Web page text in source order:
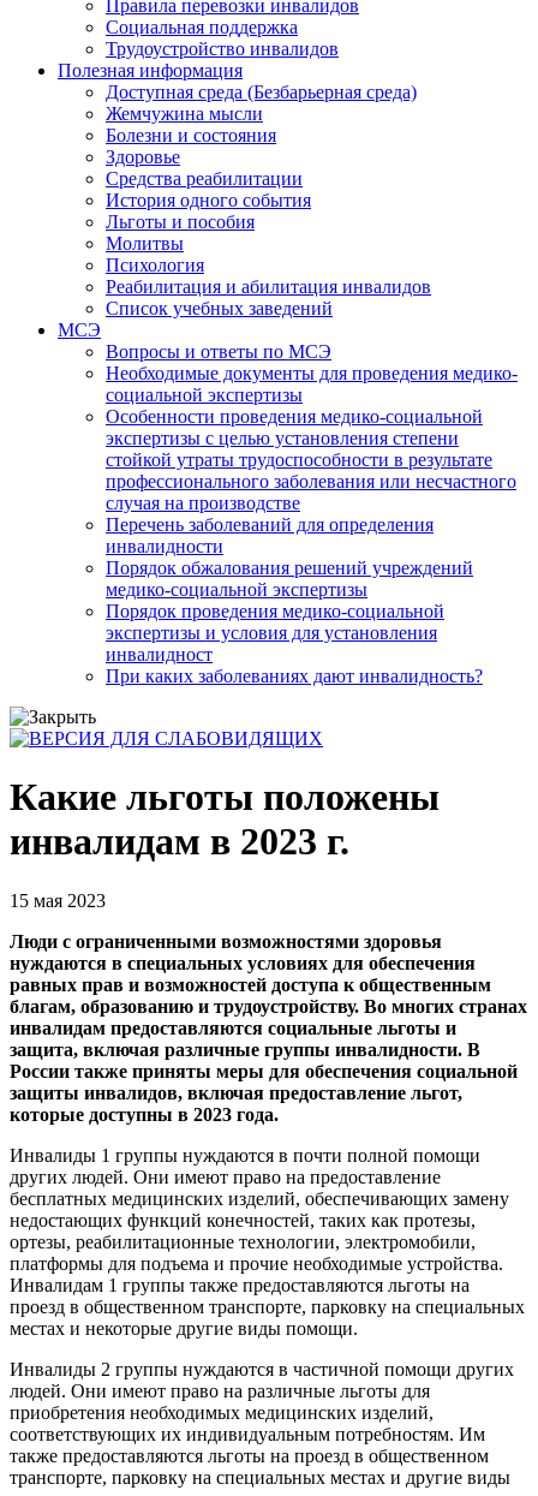
Правила перевозки инвалидов
Социальная поддержка
Трудоустройство инвалидов
Полезная информация
Доступная среда (Безбарьерная среда)
Жемчужина мысли
Болезни и состояния
Здоровье
Средства реабилитации
История одного события
Льготы и пособия
Молитвы
Психология
Реабилитация и абилитация инвалидов
Список учебных заведений
МСЭ
Вопросы и ответы по МСЭ
Необходимые документы для проведения медико-
социальной экспертизы
Особенности проведения медико-социальной
экспертизы с целью установления степени
стойкой утраты трудоспособности в результате
профессионального заболевания или несчастного
случая на производстве
Перечень заболеваний для определения
инвалидности
Порядок обжалования решений учреждений
медико-социальной экспертизы
Порядок проведения медико-социальной
экспертизы и условия для установления
инвалидност
При каких заболеваниях дают инвалидность?
Какие льготы положены
инвалидам в 2023 г.
15 мая 2023
Люди с ограниченными возможностями здоровья
нуждаются в специальных условиях для обеспечения
равных прав и возможностей доступа к общественным
благам, образованию и трудоустройству. Во многих странах
инвалидам предоставляются социальные льготы и
защита, включая различные группы инвалидности. В
России также приняты меры для обеспечения социальной
защиты инвалидов, включая предоставление льгот,
которые доступны в 2023 года.
Инвалиды 1 группы нуждаются в почти полной помощи
других людей. Они имеют право на предоставление
бесплатных медицинских изделий, обеспечивающих замену
недостающих функций конечностей, таких как протезы,
ортезы, реабилитационные технологии, электромобили,
платформы для подъема и прочие необходимые устройства.
Инвалидам 1 группы также предоставляются льготы на
проезд в общественном транспорте, парковку на специальных
местах и некоторые другие виды помощи.
Инвалиды 2 группы нуждаются в частичной помощи других
людей. Они имеют право на различные льготы для
приобретения необходимых медицинских изделий,
соответствующих их индивидуальным потребностям. Им
также предоставляются льготы на проезд в общественном
транспорте, парковку на специальных местах и другие виды